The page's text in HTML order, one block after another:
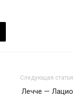
Следующая статья
Лечче — Лацио